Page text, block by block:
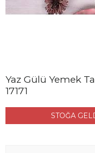
Yaz Gülü Yemek
17171
STOĞA